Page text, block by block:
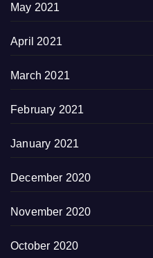
May 2021
April 2021
March 2021
February 2021
January 2021
December 2020
November 2020
October 2020